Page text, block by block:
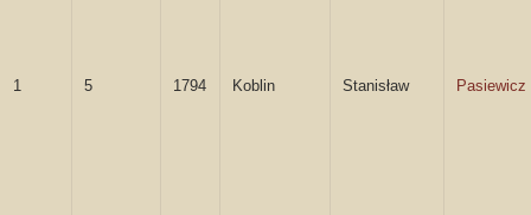
1 5 1794 Koblin Stanisław Pasiewicz